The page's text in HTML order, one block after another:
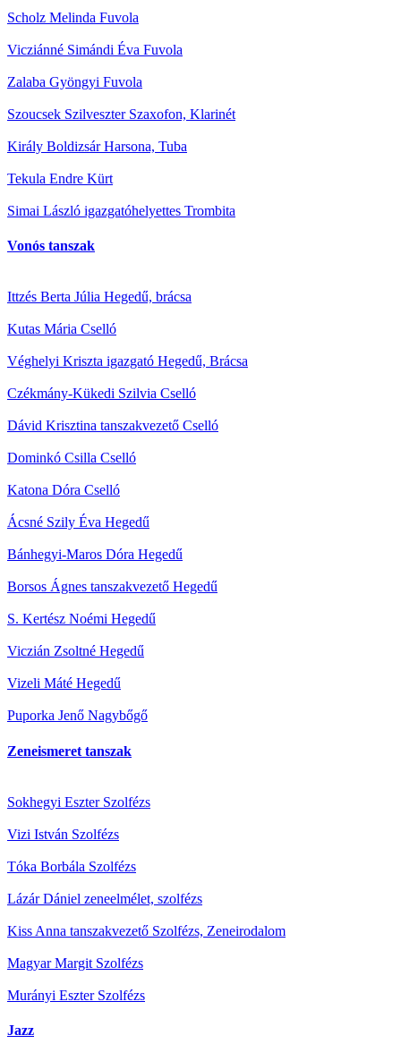
Scholz Melinda Fuvola
Vicziánné Simándi Éva Fuvola
Zalaba Gyöngyi Fuvola
Szoucsek Szilveszter Szaxofon, Klarinét
Király BoldizsárHarsona, Tuba
Tekula Endre Kürt
Simai László igazgatóhelyettes Trombita
Vonós tanszak
Ittzés Berta Júlia Hegedű, brácsa
Kutas Mária Cselló
Véghelyi Kriszta igazgató Hegedű, Brácsa
Czékmány-Kükedi Szilvia Cselló
Dávid Krisztina tanszakvezető Cselló
Dominkó Csilla Cselló
Katona Dóra Cselló
Ácsné Szily Éva Hegedű
Bánhegyi-Maros Dóra Hegedű
Borsos Ágnes tanszakvezető Hegedű
S. Kertész Noémi Hegedű
Viczián Zsoltné Hegedű
Vizeli Máté Hegedű
Puporka Jenő Nagybőgő
Zeneismeret tanszak
Sokhegyi Eszter Szolfézs
Vizi István Szolfézs
Tóka Borbála Szolfézs
Lázár Dániel zeneelmélet, szolfézs
Kiss Anna tanszakvezető Szolfézs, Zeneirodalom
Magyar Margit Szolfézs
Murányi Eszter Szolfézs
Jazz